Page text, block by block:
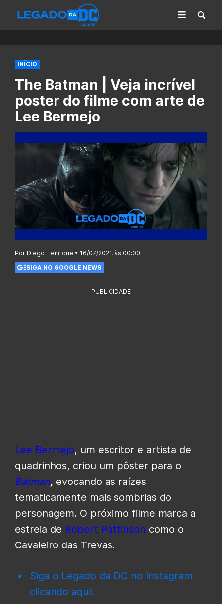
INÍCIO
The Batman | Veja incrível
poster do filme com arte de
Lee Bermejo
Por Diego Henrique • 16/07/2021, às 00:00
SIGA NO GOOGLE NEWS
PUBLICIDADE
Lee Bermejo, um escritor e artista de
quadrinhos, criou um pôster para o
Batman, evocando as raízes
tematicamente mais sombrias do
personagem. O próximo filme marca a
estreia de Robert Pattinson como o
Cavaleiro das Trevas.
Siga o Legado da DC no Instagram
clicando aqui!